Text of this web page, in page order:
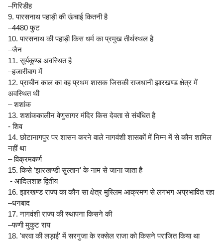
–गिरिडीह
9. पारसनाथ पहाड़ी की ऊंचाई कितनी है
–4480 फुट
10. पारसनाथ की पहाड़ी किस धर्म का प्रमुख तीर्थस्थल है
–जैन
11. सूर्यकुण्ड अवस्थित है
–हजारीबाग में
12. प्राचीन काल का वह प्रथम शासक जिसकी राजधानी झारखण्ड क्षेत्र में
अवस्थित थी
– शशांक
13. शशांककालीन वेणुसागर मंदिर किस देवता से संबंधित है
- शिव
14. छोटानागपुर पर शासन करने वाले नागवंशी शासकों में निम्न में से कौन शामिल
नहीं था
– विक्रमकर्ण
15. किसे ‘झारखण्डी सुल्तान' के नाम से जाना जाता है
- आदिलशाह द्वितीय
16. झारखण्ड राज्य का कौन सा क्षेत्र मुस्लिम आक्रमण से लगभग अप्रभावित रहा
–धनबाद
17. नागवंशी राज्य की स्थापना किसने की
–फणी मुकुट राय
18. 'बरवा की लड़ाई' में सरगुजा के रक्सेल राजा को किसने पराजित किया था